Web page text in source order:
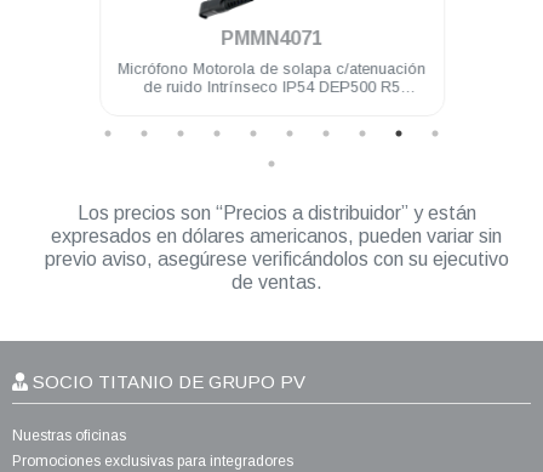
PMMN4071
Micrófono Motorola de solapa c/atenuación
de ruido Intrínseco IP54 DEP500 R5
Los precios son “Precios a distribuidor” y están
expresados en dólares americanos, pueden variar sin
previo aviso, asegúrese verificándolos con su ejecutivo
de ventas.
SOCIO TITANIO DE GRUPO PV
Nuestras oficinas
Promociones exclusivas para integradores